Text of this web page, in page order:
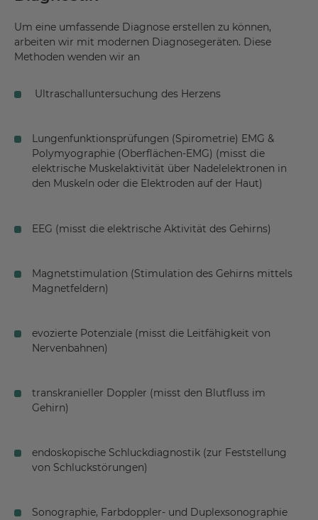
gebildet haben
unfallbedingte Nervenschädigungen
Wirbelsäulensyndrome
Zustand nach Amputation
Um eine umfassende Diagnose erstellen zu können,
arbeiten wir mit modernen Diagnosegeräten. Diese
Methoden wenden wir an
Ultraschalluntersuchung des Herzens
Lungenfunktionsprüfungen (Spirometrie) EMG &
Polymyographie (Oberflächen-EMG) (misst die
elektrische Muskelaktivität über Nadelelektronen in
den Muskeln oder die Elektroden auf der Haut)
EEG (misst die elektrische Aktivität des Gehirns)
Magnetstimulation (Stimulation des Gehirns mittels
Magnetfeldern)
evozierte Potenziale (misst die Leitfähigkeit von
Nervenbahnen)
transkranieller Doppler (misst den Blutfluss im
Gehirn)
endoskopische Schluckdiagnostik (zur Feststellung
von Schluckstörungen)
Sonographie, Farbdoppler- und Duplexsonographie